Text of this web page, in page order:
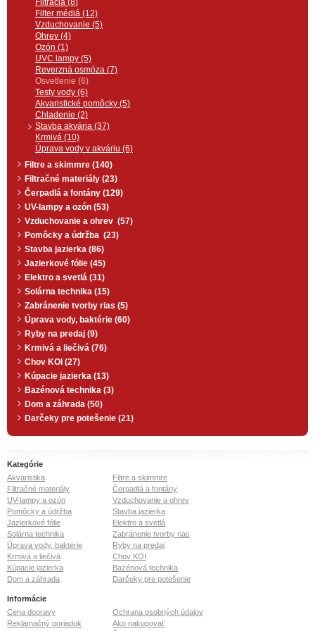
Filtrácia (8)
Filter médiá (12)
Vzduchovanie (5)
Ohrev (4)
Ozón (1)
UVC lampy (5)
Reverzná osmóza (7)
Osvetlenie (6)
Testy vody (6)
Akvaristické pomôcky (5)
Chladenie (2)
Stavba akvária (37)
Krmivá (10)
Úprava vody v akváriu (6)
Filtre a skimmre (140)
Filtračné materiály (23)
Čerpadlá a fontány (129)
UV-lampy a ozón (53)
Vzduchovanie a ohrev (57)
Pomôcky a údržba (23)
Stavba jazierka (86)
Jazierkové fólie (45)
Elektro a svetlá (31)
Solárna technika (15)
Zabránenie tvorby rias (5)
Úprava vody, baktérie (60)
Ryby na predaj (9)
Krmivá a liečivá (76)
Chov KOI (27)
Kúpacie jazierka (13)
Bazénová technika (3)
Dom a záhrada (50)
Darčeky pre potešenie (21)
Kategórie
Akvaristika
Filtre a skimmre
Filtračné materiály
Čerpadlá a fontány
UV-lampy a ozón
Vzduchovanie a ohrev
Pomôcky a údržba
Stavba jazierka
Jazierkové fólie
Elektro a svetlá
Solárna technika
Zabránenie tvorby rias
Úprava vody, baktérie
Ryby na predaj
Krmivá a liečivá
Chov KOI
Kúpacie jazierka
Bazénová technika
Dom a záhrada
Darčeky pre potešenie
Informácie
Cena dopravy
Ochrana osobných údajov
Reklamačný poriadok
Ako nakupovať